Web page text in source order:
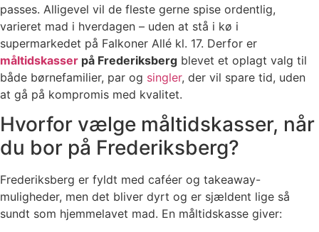
passes. Alligevel vil de fleste gerne spise ordentlig,
varieret mad i hverdagen – uden at stå i kø i
supermarkedet på Falkoner Allé kl. 17. Derfor er
måltidskasser på Frederiksberg blevet et oplagt valg til
både børnefamilier, par og singler, der vil spare tid, uden
at gå på kompromis med kvalitet.
Hvorfor vælge måltidskasser, når
du bor på Frederiksberg?
Frederiksberg er fyldt med caféer og takeaway-
muligheder, men det bliver dyrt og er sjældent lige så
sundt som hjemmelavet mad. En måltidskasse giver: